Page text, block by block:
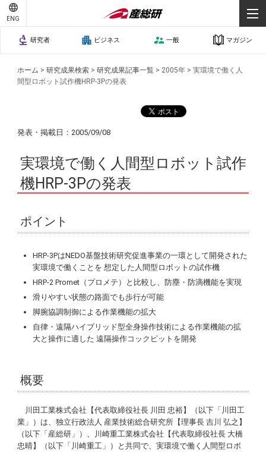
ENG
研究者 ビジネス 一般 マガジン
ホーム >研究成果検索 >研究成果記事一覧 > 2005年 >実環境で働く人
間型ロボット試作機HRP-3Pの発表
発表・掲載日：2005/09/08
実環境で働く人間型ロボット試作
機HRP-3Pの発表
ポイント
HRP-3PはNEDO基盤技術研究促進事業の一環として開発された
実環境で働くことを 想定した人間型ロボットの試作機
HRP-2 Promet （プロメテ）と比較し、防塵・防滴機能を実現
滑りやすい状態の路面でも歩行が可能
脚腕協調制御による作業機能の拡大
自律・遠隔ハイブリッド型全身操作技術による作業機能の拡
大と操作に適した 遠隔操作コックピットを開発
概要
川田工業株式会社【代表取締役社長 川田 忠裕】（以下「川田工
業」）は、独立行政法人 産業技術総合研究所【理事長 吉川 弘之】
（以下「産総研」）、川崎重工業株式会社【代表取締役社長 大橋
忠晴】（以下「川崎重工」）と共同で、実環境で働く人間型ロボ